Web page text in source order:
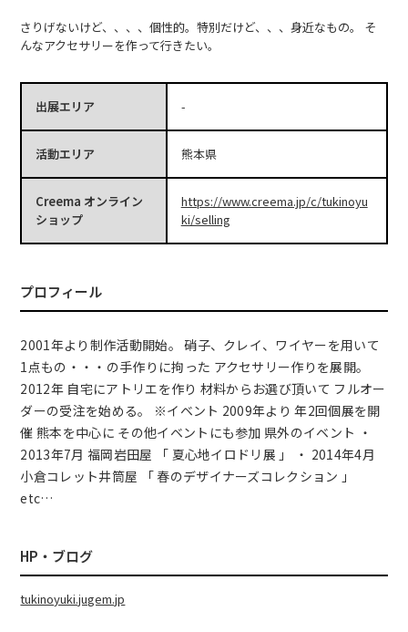
さりげないけど、、、、個性的。特別だけど、、、身近なもの。 そ
んなアクセサリーを作って行きたい。
出展エリア -
活動エリア 熊本県
Creema オンライン
ショップ
https://www.creema.jp/c/tukinoyu
ki/selling
プロフィール
2001年より制作活動開始。 硝子、クレイ、ワイヤーを用いて
1点もの・・・の手作りに拘った アクセサリー作りを展開。
2012年 自宅にアトリエを作り 材料からお選び頂いて フルオー
ダーの受注を始める。 ※イベント 2009年より 年2回個展を開
催 熊本を中心に その他イベントにも参加 県外のイベント ・
2013年7月 福岡岩田屋 「 夏心地イロドリ展 」 ・ 2014年4月
小倉コレット井筒屋 「 春のデザイナーズコレクション 」
etc…
HP・ブログ
tukinoyuki.jugem.jp